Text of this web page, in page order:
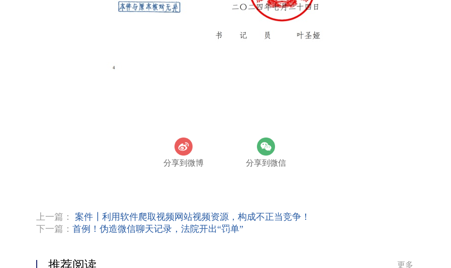
分享到微博 分享到微信
上一篇： 案件┃利用软件爬取视频网站视频资源，构成不正当竞争！
下一篇： 首例！伪造微信聊天记录，法院开出“罚单”
推荐阅读 更多